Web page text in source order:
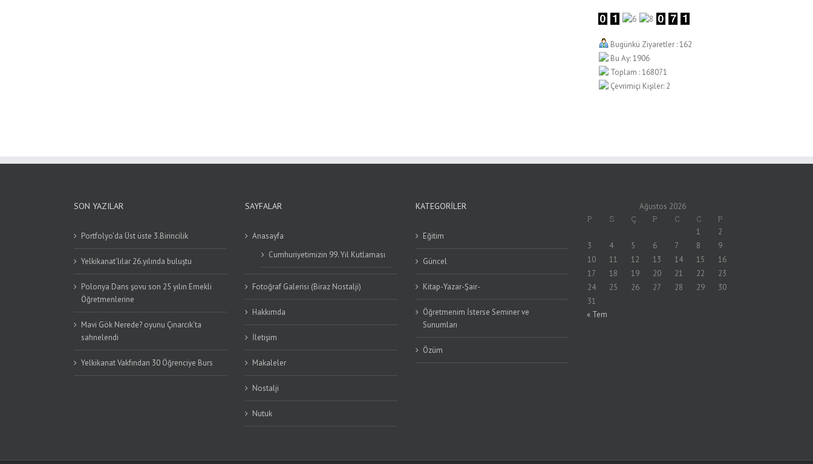
Bugünkü Ziyaretler : 162
Bu Ay: 1906
Toplam : 168071
Çevrimiçi Kişiler: 2
SON YAZILAR
Portfolyo’da Üst üste 3.Birincilik
Yelkikanat’lılar 26.yılında buluştu
Polonya Dans şovu son 25 yılın Emekli
Öğretmenlerine
Mavi Gök Nerede? oyunu Çınarcık’ta
sahnelendi
Yelkikanat Vakfından 30 Öğrenciye Burs
SAYFALAR
Anasayfa
Cumhuriyetimizin 99. Yıl Kutlaması
Fotoğraf Galerisi (Biraz Nostalji)
Hakkımda
İletişim
Makaleler
Nostalji
Nutuk
KATEGORILER
Eğitim
Güncel
Kitap-Yazar-Şair-
Öğretmenim İsterse Seminer ve
Sunumları
Özüm
Ağustos 2026
P S Ç P C C P
1
2
3
4 5 6 7 8
9
10
11 12 13 14 15
16
17
18 19 20 21 22
23
24
25 26 27 28 29
30
31
« Tem